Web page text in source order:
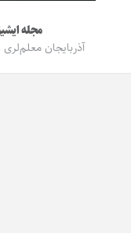
مجله
آذربایجان